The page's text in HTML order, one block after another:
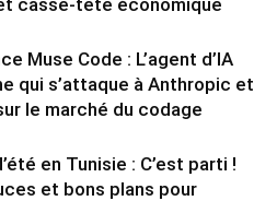
Muse Code : L’agent d’IA
qui s’attaque à Anthropic et
le marché du codage
en Tunisie : C’est parti !
et bons plans pour